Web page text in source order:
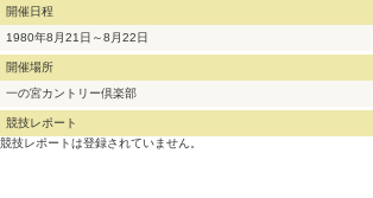
開催日程
1980年8月21日～8月22日
開催場所
一の宮カントリー倶楽部
競技レポート
競技レポートは登録されていません。